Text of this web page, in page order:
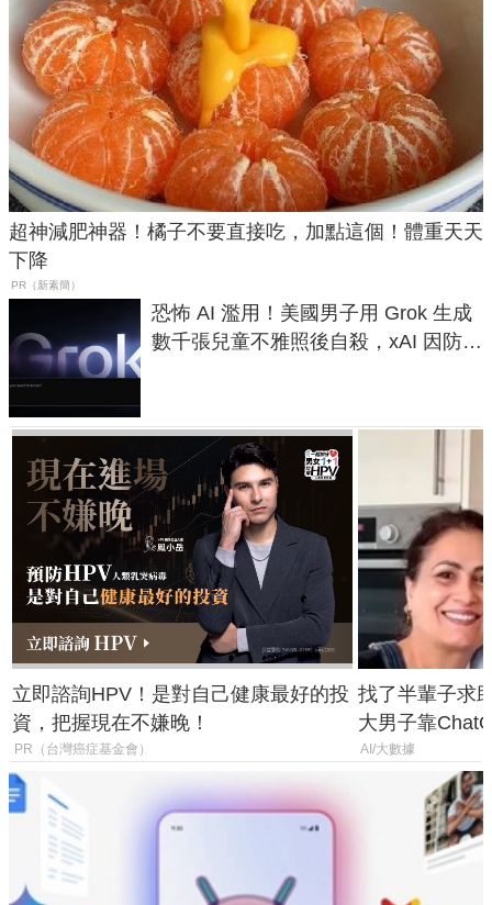
超神減肥神器！橘子不要直接吃，加點這個！體重天天
下降
PR（新素簡）
恐怖 AI 濫用！美國男子用 Grok 生成
數千張兒童不雅照後自殺，xAI 因防護
立即諮詢HPV！是對自己健康最好的投
資，把握現在不嫌晚！
PR（台灣癌症基金會）
找了半輩子求
大男子靠
年家人
AI/大數據